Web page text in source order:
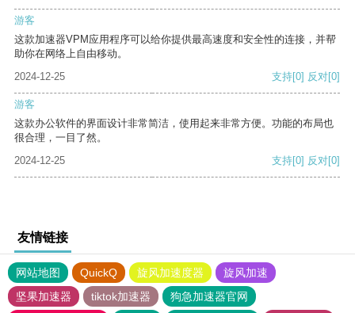
游客
这款加速器VPM应用程序可以给你提供最高速度和安全性的连接，并帮
助你在网络上自由移动。
2024-12-25
支持[0] 反对[0]
游客
这款办公软件的界面设计非常简洁，使用起来非常方便。功能的布局也
很合理，一目了然。
2024-12-25
支持[0] 反对[0]
友情链接
网站地图 QuickQ 旋风加速度器
旋风加速
坚果加速器
tiktok加速器
狗急加速器官网